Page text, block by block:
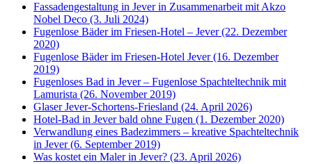
Fassadengestaltung in Jever in Zusammenarbeit mit Akzo
Nobel Deco (3. Juli 2024)
Fugenlose Bäder im Friesen-Hotel – Jever (22. Dezember
2020)
Fugenlose Bäder im Friesen-Hotel Jever (16. Dezember
2019)
Fugenloses Bad in Jever – Fugenlose Spachteltechnik mit
Lamurista (26. November 2019)
Glaser Jever-Schortens-Friesland (24. April 2026)
Hotel-Bad in Jever bald ohne Fugen (1. Dezember 2020)
Verwandlung eines Badezimmers – kreative Spachteltechnik
in Jever (6. September 2019)
Was kostet ein Maler in Jever? (23. April 2026)